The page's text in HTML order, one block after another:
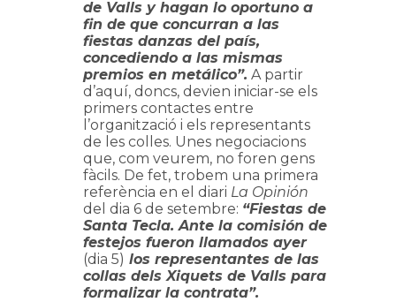
de Valls y hagan lo oportuno a
fin de que concurran a las
fiestas danzas del país,
concediendo a las mismas
premios en metálico”. A partir
d’aquí, doncs, devien iniciar-se els
primers contactes entre
l’organització i els representants
de les colles. Unes negociacions
que, com veurem, no foren gens
fàcils. De fet, trobem una primera
referència en el diari La Opinión
del dia 6 de setembre: “Fiestas de
Santa Tecla. Ante la comisión de
festejos fueron llamados ayer
(dia 5) los representantes de las
collas dels Xiquets de Valls para
formalizar la contrata”.